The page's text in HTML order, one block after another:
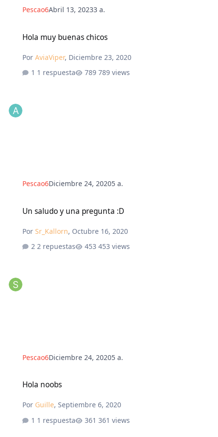
Pescao6Abril 13, 20233 a.
Hola muy buenas chicos
PorAviaViper, Diciembre 23, 2020
1 respuesta
789 views
Pescao6Diciembre 24, 20205 a.
Un saludo y una pregunta :D
PorSr_Kallorn, Octubre 16, 2020
2 repuestas
453 views
Pescao6Diciembre 24, 20205 a.
Hola noobs
Por Guille,Septiembre 6, 2020
1 respuesta
361 views